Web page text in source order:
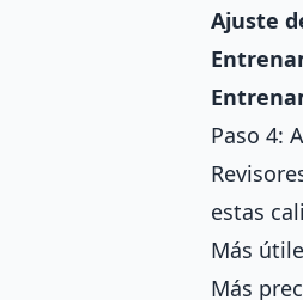
Ajuste
Paso 4:
estas
Más
Más